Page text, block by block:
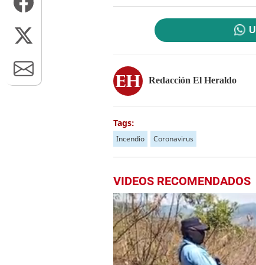
Redacción El Heraldo
Tags:
Incendio Coronavirus
VIDEOS RECOMENDADOS